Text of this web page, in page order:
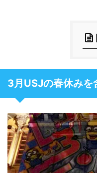
3月USJの春休みを